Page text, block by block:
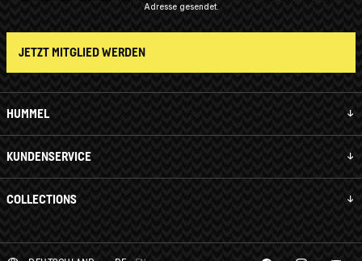
HUMMEL
KUNDENSERVICE
COLLECTIONS
Adresse gesendet.
JETZT MITGLIED WERDEN